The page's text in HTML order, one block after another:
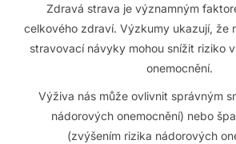
Zdravá strava je významným
celkového zdraví. Výzkumy ukazují, že
stravovací návyky mohou snížit riziko
onemocnění.
Výživa nás může ovlivnit správným
nádorových onemocnění) nebo
(zvýšením rizika nádorových